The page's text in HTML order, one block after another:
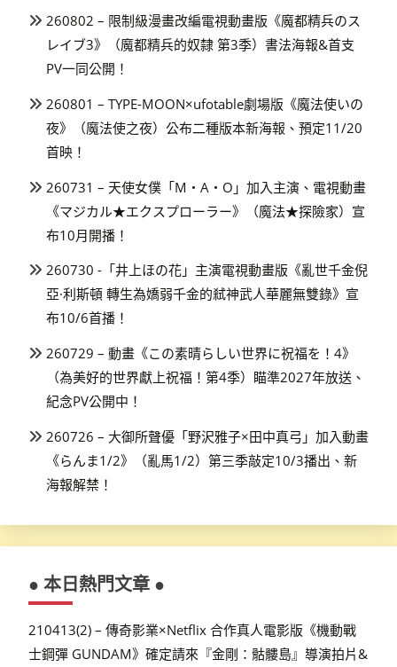
260802 – 限制級漫畫改編電視動畫版《魔都精兵のス
レイブ3》（魔都精兵的奴隸 第3季）書法海報&首支
PV一同公開！
260801 – TYPE-MOON×ufotable劇場版《魔法使いの
夜》（魔法使之夜）公布二種版本新海報、預定11/20
首映！
260731 – 天使女僕「M・A・O」加入主演、電視動畫
《マジカル★エクスプローラー》（魔法★探險家）宣
布10月開播！
260730 -「井上ほの花」主演電視動畫版《亂世千金倪
亞·利斯頓 轉生為嬌弱千金的弒神武人華麗無雙錄》宣
布10/6首播！
260729 – 動畫《この素晴らしい世界に祝福を！4》
（為美好的世界獻上祝福！第4季）瞄準2027年放送、
紀念PV公開中！
260726 – 大御所聲優「野沢雅子×田中真弓」加入動畫
《らんま1/2》（亂馬1/2）第三季敲定10/3播出、新
海報解禁！
● 本日熱門文章 ●
210413(2) – 傳奇影業×Netflix 合作真人電影版《機動戰
士鋼彈 GUNDAM》確定請來『金剛：骷髏島』導演拍片&